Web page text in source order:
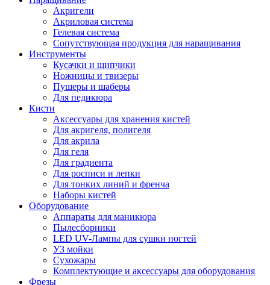
Акригели
Акриловая система
Гелевая система
Сопутствующая продукция для наращивания
Инструменты
Кусачки и щипчики
Ножницы и твизеры
Пушеры и шаберы
Для педикюра
Кисти
Аксессуары для хранения кистей
Для акригеля, полигеля
Для акрила
Для геля
Для градиента
Для росписи и лепки
Для тонких линий и френча
Наборы кистей
Оборудование
Аппараты для маникюра
Пылесборники
LED UV-Лампы для сушки ногтей
УЗ мойки
Сухожары
Комплектующие и аксессуары для оборудования
Фрезы